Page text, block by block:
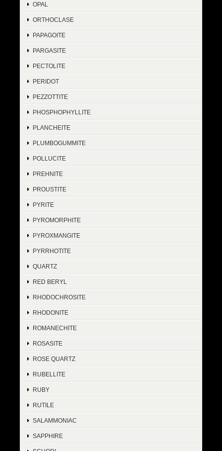
OPAL
ORTHOCLASE
PAPAGOITE
PARGASITE
PECTOLITE
PERIDOT
PEZZOTTITE
PHOSPHOPHYLLITE
PLANCHEITE
PLUMBOGUMMITE
POLLUCITE
PREHNITE
PROUSTITE
PYRITE
PYROMORPHITE
PYROXMANGITE
PYRRHOTITE
QUARTZ
RED BERYL
RHODOCHROSITE
RHODONITE
ROMANECHITE
ROSASITE
ROSE QUARTZ
RUBELLITE
RUBY
RUTILE
SALAMMONIAC
SAPPHIRE